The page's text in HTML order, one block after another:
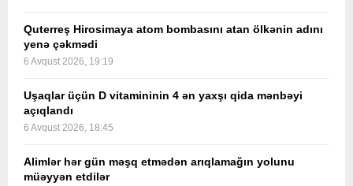
Quterreş Hirosimaya atom bombasını atan ölkənin adını
yenə çəkmədi
6 Avqust 2026, 19:19
Uşaqlar üçün D vitamininin 4 ən yaxşı qida mənbəyi
açıqlandı
6 Avqust 2026, 18:45
Alimlər hər gün məşq etmədən arıqlamağın yolunu
müəyyən etdilər